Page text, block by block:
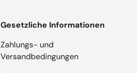
Gesetzliche Informationen
Zahlungs- und
Versandbedingungen